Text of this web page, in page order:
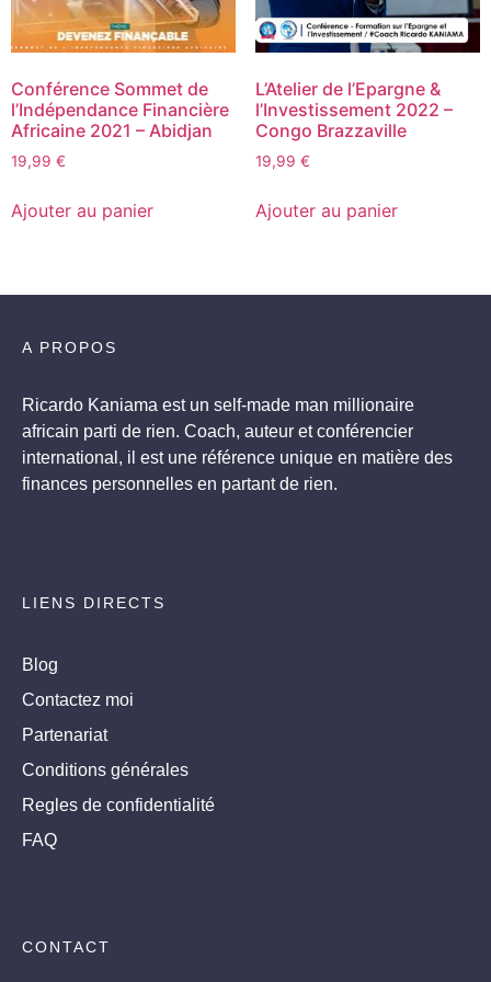
Conférence Sommet de
l’Indépendance Financière
Africaine 2021 – Abidjan
19,99 €
Ajouter au panier
L’Atelier de l’Epargne &
l’Investissement 2022 –
Congo Brazzaville
19,99 €
Ajouter au panier
A PROPOS
Ricardo Kaniama est un self-made man millionaire
africain parti de rien. Coach, auteur et conférencier
international, il est une référence unique en matière des
finances personnelles en partant de rien.
LIENS DIRECTS
Blog
Contactez moi
Partenariat
Conditions générales
Regles de confidentialité
FAQ
CONTACT